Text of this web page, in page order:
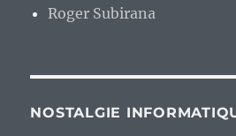
Roger Subirana
NOSTALGIE